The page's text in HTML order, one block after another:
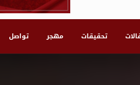
تحقيقات مهجر تواصل